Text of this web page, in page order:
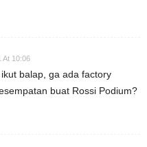
At 10:06
balap, ga ada factory
buat Rossi Podium?